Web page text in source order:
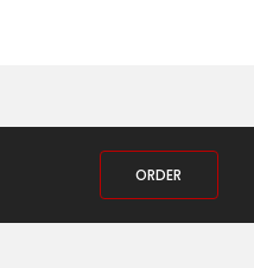
ORDER